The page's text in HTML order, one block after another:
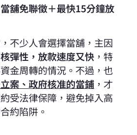
舖免聯徵＋最快15分鐘放
，不少人會選擇當舖，主因
彈性，放款速度又快 ，特
金周轉的情況。不過，也
案、政府核准的當鋪 ，才
受法律保障，避免掉入高
約陷阱。